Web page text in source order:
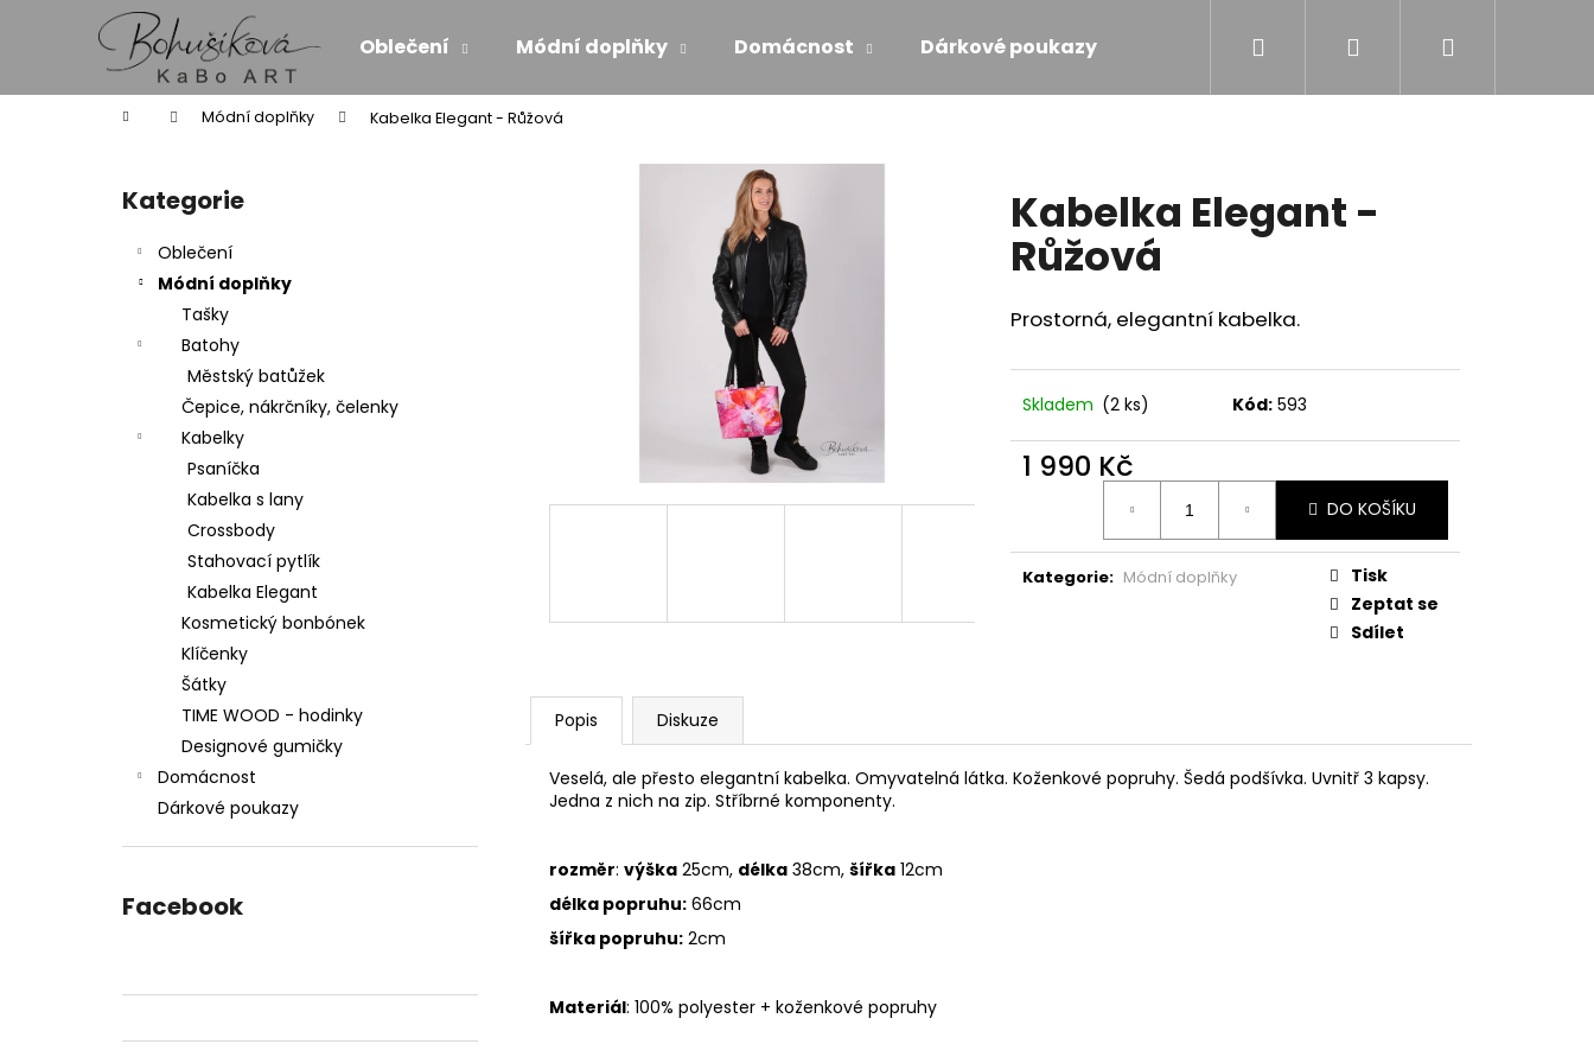
Oblečení Módní doplňky Domácnost Dárkové poukazy Obchodní podmínky Kontakty
Přihlášení
Domů Módní doplňky Kabelka Elegant - Růžová
Přeskočit
kategorie
Kategorie
Oblečení
Módní doplňky
Tašky
Batohy
Městský batůžek
Čepice, nákrčníky, čelenky
Kabelky
Psaníčka
Kabelka s lany
Crossbody
Stahovací pytlík
Kabelka Elegant
Kosmetický bonbónek
Klíčenky
Šátky
TIME WOOD - hodinky
Designové gumičky
Domácnost
Dárkové poukazy
Facebook
Kabelka Elegant -
Růžová
Prostorná, elegantní kabelka.
Skladem (2 ks) Kód: 593
1 990 Kč
DO KOŠÍKU
Kategorie: Módní doplňky
Tisk
Zeptat se
Sdílet
Popis Diskuze
Veselá, ale přesto elegantní kabelka. Omyvatelná látka. Koženkové popruhy. Šedá podšívka. Uvnitř 3 kapsy.
Jedna z nich na zip. Stříbrné komponenty.
rozměr: výška 25cm, délka 38cm, šířka 12cm
délka popruhu: 66cm
šířka popruhu: 2cm
Materiál: 100% polyester + koženkové popruhy
í
Zpět
do
Zpět
do
Co potřebujete najít?
Doporučujeme
MAXI ŠATY - NÁDECH A VÝDECH
2 599 Kč
ŠATY S VOLÁNEM - MÁMENÍ
ŠATY PO KOLENA - TOULAVÝ BLÁZEN